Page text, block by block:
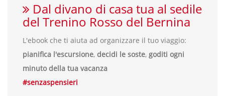
Dal divano di casa tua al sedile
del Trenino Rosso del Bernina
L'ebook che ti aiuta ad organizzare il tuo viaggio:
pianifica l'escursione, decidi le soste, goditi ogni
minuto della tua vacanza
#senzaspensieri